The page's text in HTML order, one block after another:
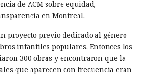
de ACM sobre equidad,
en Montreal.
proyecto previo dedicado al género
infantiles populares. Entonces los
300 obras y encontraron que la
que aparecen con frecuencia eran